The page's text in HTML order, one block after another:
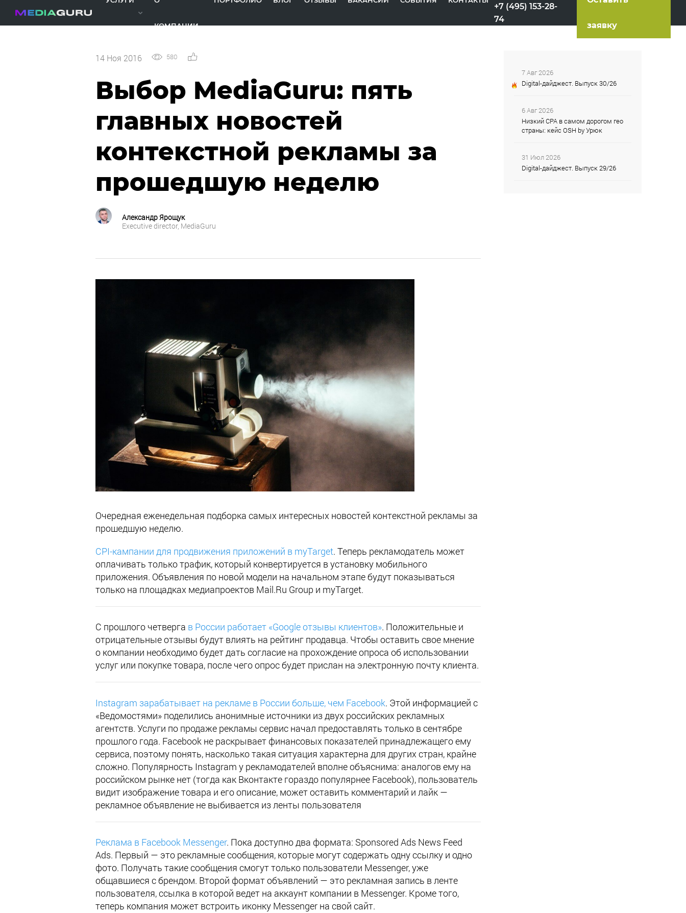
КОМПАНИИ
+7 (495) 153-28-
74
заявку
14 Ноя 2016 580
Выбор MediaGuru: пять
главных новостей
контекстной рекламы за
прошедшую неделю
Александр Ярощук
Executive director, MediaGuru
Очередная еженедельная подборка самых интересных новостей контекстной рекламы за
прошедшую неделю.
CPI-кампании для продвижения приложений в myTarget. Теперь рекламодатель может
оплачивать только трафик, который конвертируется в установку мобильного
приложения. Объявления по новой модели на начальном этапе будут показываться
только на площадках медиапроектов Mail.Ru Group и myTarget.
С прошлого четверга в России работает «Google отзывы клиентов». Положительные и
отрицательные отзывы будут влиять на рейтинг продавца. Чтобы оставить свое мнение
о компании необходимо будет дать согласие на прохождение опроса об использовании
услуг или покупке товара, после чего опрос будет прислан на электронную почту клиента.
Instagram зарабатывает на рекламе в России больше, чем Facebook. Этой информацией с
«Ведомостями» поделились анонимные источники из двух российских рекламных
агентств. Услуги по продаже рекламы сервис начал предоставлять только в сентябре
прошлого года. Facebook не раскрывает финансовых показателей принадлежащего ему
сервиса, поэтому понять, насколько такая ситуация характерна для других стран, крайне
сложно. Популярность Instagram у рекламодателей вполне объяснима: аналогов ему на
российском рынке нет (тогда как Вконтакте гораздо популярнее Facebook), пользователь
видит изображение товара и его описание, может оставить комментарий и лайк —
рекламное объявление не выбивается из ленты пользователя
Реклама в Facebook Messenger. Пока доступно два формата: Sponsored Ads News Feed
Ads. Первый — это рекламные сообщения, которые могут содержать одну ссылку и одно
фото. Получать такие сообщения смогут только пользователи Messenger, уже
общавшиеся с брендом. Второй формат объявлений — это рекламная запись в ленте
пользователя, ссылка в которой ведет на аккаунт компании в Messenger. Кроме того,
теперь компания может встроить иконку Messenger на свой сайт.
7 Авг 2026
Digital-дайджест. Выпуск 30/26
6 Авг 2026
Низкий CPA в самом дорогом гео
страны: кейс OSH by Урюк
31 Июл 2026
Digital-дайджест. Выпуск 29/26